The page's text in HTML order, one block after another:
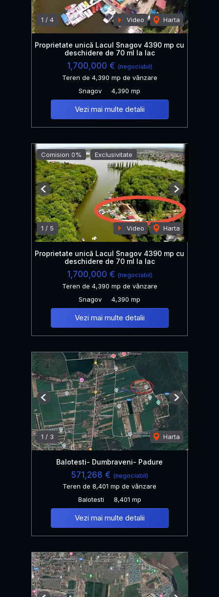
1 / 4 Video Harta
Proprietate unică Lacul Snagov 4390 mp cu
deschidere de 70 ml la lac
1,700,000 € (negociabil)
Teren de 4,390 mp de vânzare
Snagov
4,390 mp
Vezi mai multe detalii
Comision 0% Exclusivitate
1 / 5 Video Harta
Previous Next
Proprietate unică Lacul Snagov 4390 mp cu
deschidere de 70 ml la lac
1,700,000 € (negociabil)
Teren de 4,390 mp de vânzare
Snagov
4,390 mp
Vezi mai multe detalii
1 / 3 Harta
Previous Next
Balotesti- Dumbraveni- Padure
571,268 € (negociabil)
Teren de 8,401 mp de vânzare
Balotesti
8,401 mp
Vezi mai multe detalii